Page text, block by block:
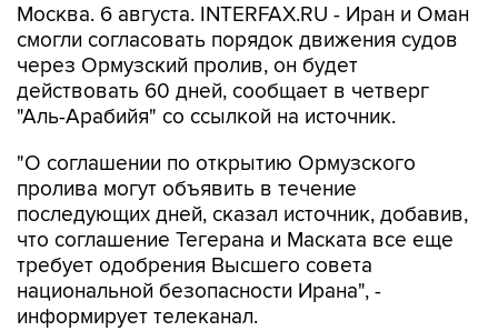
Москва. 6 августа. INTERFAX.RU - Иран и Оман
смогли согласовать порядок движения судов
через Ормузский пролив, он будет
действовать 60 дней, сообщает в четверг
"Аль-Арабийя" со ссылкой на источник.
"О соглашении по открытию Ормузского
пролива могут объявить в течение
последующих дней, сказал источник, добавив,
что соглашение Тегерана и Маската все еще
требует одобрения Высшего совета
национальной безопасности Ирана", -
информирует телеканал.